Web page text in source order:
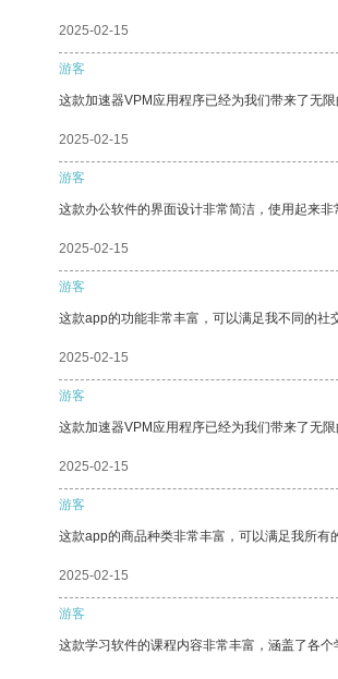
2025-02-15
游客
这款加速器VPM应用程序已经为我们带来了无限
2025-02-15
游客
这款办公软件的界面设计非常简洁，使用起来非
2025-02-15
游客
这款app的功能非常丰富，可以满足我不同的社
2025-02-15
游客
这款加速器VPM应用程序已经为我们带来了无限
2025-02-15
游客
这款app的商品种类非常丰富，可以满足我所有
2025-02-15
游客
这款学习软件的课程内容非常丰富，涵盖了各